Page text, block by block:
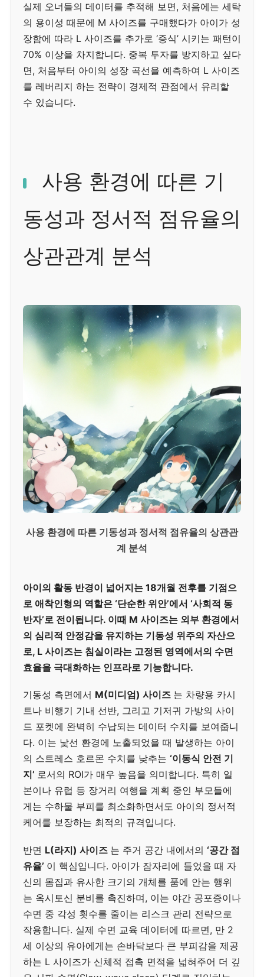
실제 오너들의 데이터를 추적해 보면, 처음에는 세탁
의 용이성 때문에 M 사이즈를 구매했다가 아이가 성
장함에 따라 L 사이즈를 추가로 ‘증식’ 시키는 패턴이
70% 이상을 차지합니다. 중복 투자를 방지하고 싶다
면, 처음부터 아이의 성장 곡선을 예측하여 L 사이즈
를 레버리지 하는 전략이 경제적 관점에서 유리할
수 있습니다.
사용 환경에 따른 기
동성과 정서적 점유율의
상관관계 분석
사용 환경에 따른 기동성과 정서적 점유율의 상관관
계 분석
아이의 활동 반경이 넓어지는 18개월 전후를 기점으
로 애착인형의 역할은 ‘단순한 위안’에서 ‘사회적 동
반자’로 전이됩니다. 이때 M 사이즈는 외부 환경에서
의 심리적 안정감을 유지하는 기동성 위주의 자산으
로, L 사이즈는 침실이라는 고정된 영역에서의 수면
효율을 극대화하는 인프라로 기능합니다.
기동성 측면에서 M(미디엄) 사이즈 는 차량용 카시
트나 비행기 기내 선반, 그리고 기저귀 가방의 사이
드 포켓에 완벽히 수납되는 데이터 수치를 보여줍니
다. 이는 낯선 환경에 노출되었을 때 발생하는 아이
의 스트레스 호르몬 수치를 낮추는 ‘이동식 안전 기
지’ 로서의 ROI가 매우 높음을 의미합니다. 특히 일
본이나 유럽 등 장거리 여행을 계획 중인 부모들에
게는 수하물 부피를 최소화하면서도 아이의 정서적
케어를 보장하는 최적의 규격입니다.
반면 L(라지) 사이즈 는 주거 공간 내에서의 ‘공간 점
유율’ 이 핵심입니다. 아이가 잠자리에 들었을 때 자
신의 몸집과 유사한 크기의 개체를 품에 안는 행위
는 옥시토신 분비를 촉진하며, 이는 야간 공포증이나
수면 중 각성 횟수를 줄이는 리스크 관리 전략으로
작용합니다. 실제 수면 교육 데이터에 따르면, 만 2
세 이상의 유아에게는 손바닥보다 큰 부피감을 제공
하는 L 사이즈가 신체적 접촉 면적을 넓혀주어 더 깊